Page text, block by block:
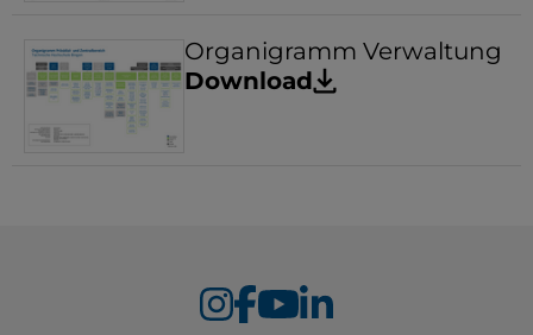
Organigramm Verwaltung
Download